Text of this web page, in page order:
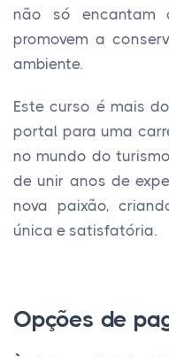
não só encantam
promovem a
ambiente.
Este curso é mais
portal para uma
no mundo do
de unir anos de
nova paixão,
única e satisfatória.
Opções de